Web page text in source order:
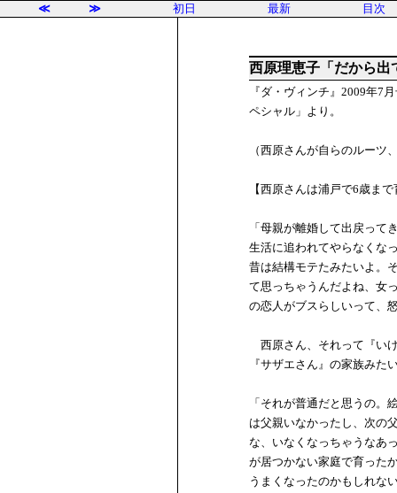
≪ ≫ 初日 最新 目次
西原理恵子「だから出
『ダ・ヴィンチ』2009年7
ペシャル」より。
（西原さんが自らのルー
【西原さんは浦戸で6歳ま
「母親が離婚して出戻っ
生活に追われてやらなくな
昔は結構モテたみたいよ。
て思っちゃうんだよね、女
の恋人がブスらしいって、
西原さん、それって『い
『サザエさん』の家族みた
「それが普通だと思うの
は父親いなかったし、次の
な、いなくなっちゃうなあ
が居つかない家庭で育った
うまくなったのかもしれな